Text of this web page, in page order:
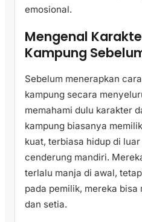
emosional.
Mengenal
Kampung
Sebelum menerapkan
kampung secara
memahami dulu karakter
kampung biasanya
kuat, terbiasa hidup di
cenderung mandiri.
terlalu manja di awal,
pada pemilik, mereka
dan setia.